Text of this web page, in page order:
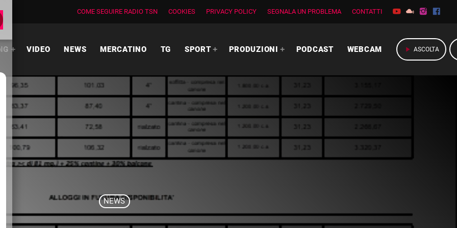
COME SEGUIRE RADIO TSN COOKIES PRIVACY POLICY SEGNALA UN PROBLEMA CONTATTI
VIDEO NEWS MERCATINO TG SPORT PRODUZIONI PODCAST WEBCAM play_arrow ASCOLTA
NEWS